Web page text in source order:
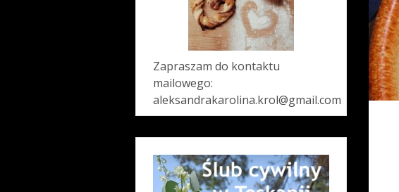
Zapraszam do kontaktu
mailowego:
aleksandrakarolina.krol@gmail.com